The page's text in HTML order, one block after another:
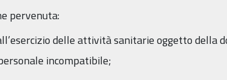
pervenuta:
delle attività sanitarie oggetto della
incompatibile;